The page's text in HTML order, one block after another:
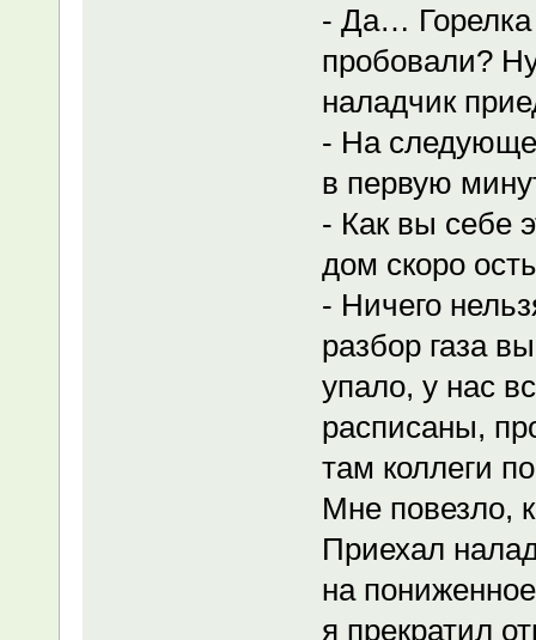
- Да… Горелка
пробовали?
наладчик
- На
в первую
- Как вы себе
дом скоро
- Ничего
разбор газа
упало, у нас
расписаны,
там коллеги
Мне повезло,
Приехал
на
я прекратил